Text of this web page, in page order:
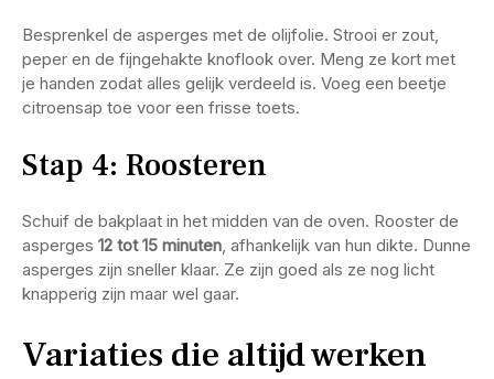
Besprenkel de asperges met de olijfolie. Strooi er zout,
peper en de fijngehakte knoflook over. Meng ze kort met
je handen zodat alles gelijk verdeeld is. Voeg een beetje
citroensap toe voor een frisse toets.
Stap 4: Roosteren
Schuif de bakplaat in het midden van de oven. Rooster de
asperges 12 tot 15 minuten , afhankelijk van hun dikte. Dunne
asperges zijn sneller klaar. Ze zijn goed als ze nog licht
knapperig zijn maar wel gaar.
Variaties die altijd werken